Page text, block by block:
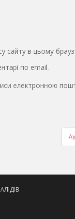
сайту в цьому
по email.
електронною